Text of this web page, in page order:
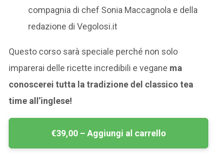
compagnia di chef Sonia Maccagnola e della
redazione di Vegolosi.it
Questo corso sarà speciale perché non solo
imparerai delle ricette incredibili e vegane ma
conoscerei tutta la tradizione del classico tea
time all’inglese!
€39,00 – Aggiungi al carrello